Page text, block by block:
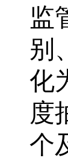
监
别
化
度
个